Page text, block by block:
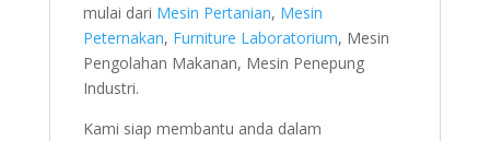
mulai dari Mesin Pertanian, Mesin
Peternakan, Furniture Laboratorium, Mesin
Pengolahan Makanan, Mesin Penepung
Industri.
Kami siap membantu anda dalam